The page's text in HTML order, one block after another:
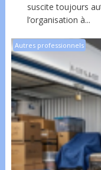
suscite toujours
l’organisation à...
Autres professionnels